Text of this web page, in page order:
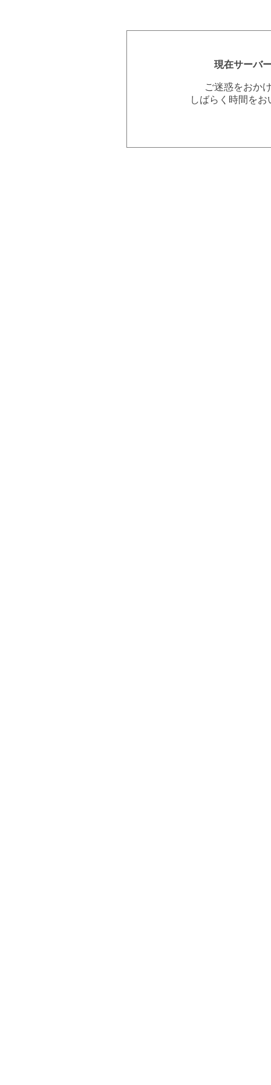
現在サーバ
ご迷惑をおか
しばらく時間を